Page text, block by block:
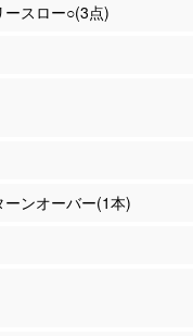
ースロー○(3点)
ンオーバー(1本)